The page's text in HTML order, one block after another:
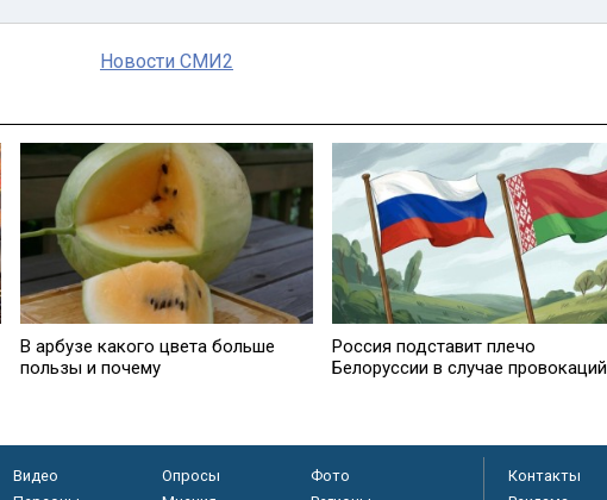
Новости СМИ2
В арбузе какого цвета больше
пользы и почему
Россия подставит плечо
Белоруссии в случае провокаций
Видео Опросы
Фото
Контакты